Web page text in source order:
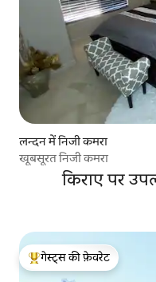
लन्दन में निजी कमरा
खूबसूरत निजी कमरा
किराए पर
गेस्ट्स का टॉप फ़ेवरेट
गेस्ट्स की फ़ेवरेट